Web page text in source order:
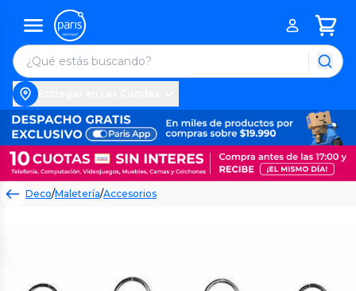
Deco/Maletería/Accesorios